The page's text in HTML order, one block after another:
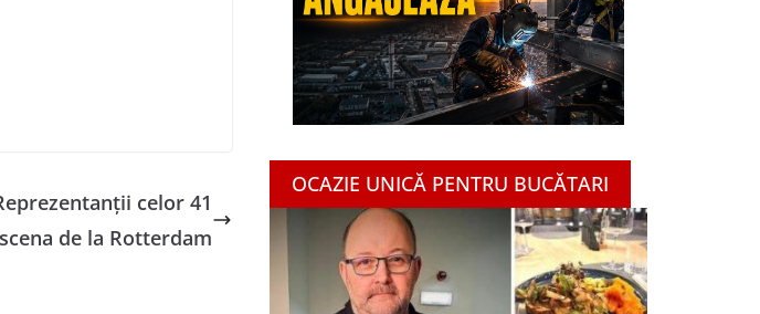
celor 41
de la Rotterdam
OCAZIE UNICĂ PENTRU BUCĂTARI